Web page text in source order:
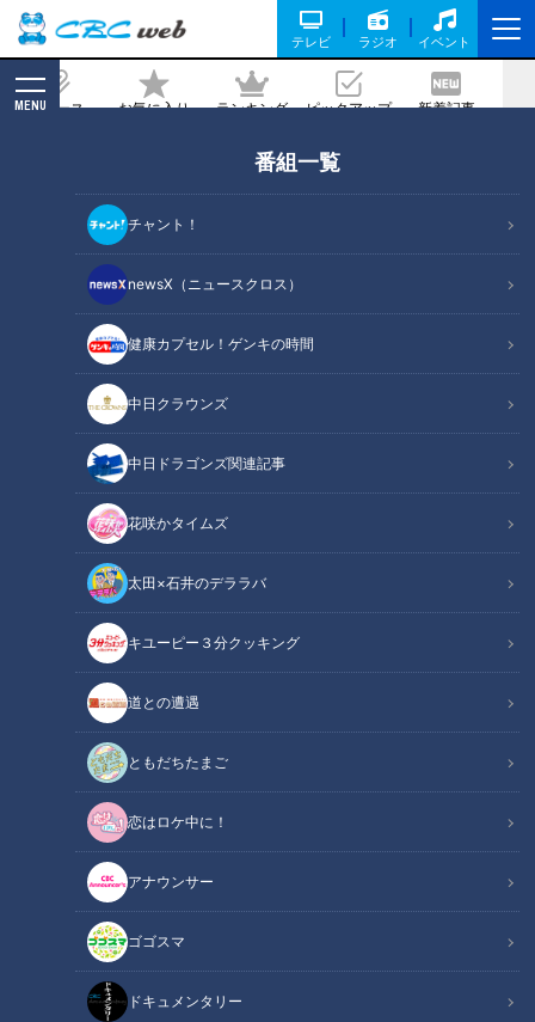
テレビ ラジオ イベント
ニュース お気に入り ランキング ピックアップ 新着記事
MENU
番組一覧
チャント！
newsX（ニュースクロス）
健康カプセル！ゲンキの時間
中日クラウンズ
中日ドラゴンズ関連記事
花咲かタイムズ
太田×石井のデララバ
キユーピー３分クッキング
道との遭遇
ともだちたまご
恋はロケ中に！
アナウンサー
ゴゴスマ
ドキュメンタリー
の？少し変わった専門器具を触ってみた
記事に戻る
CBCテレビ：画像 『チャント！』
この記事の画像（全4枚）
記事に戻る